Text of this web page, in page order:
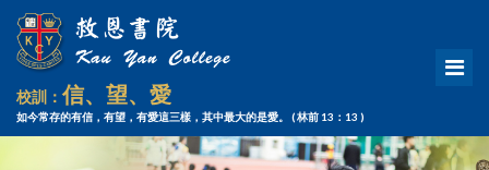
校訓：信、望、愛
如今常存的有信，有望，有愛這三樣，其中最大的是愛。 ( 林前 13：13 )